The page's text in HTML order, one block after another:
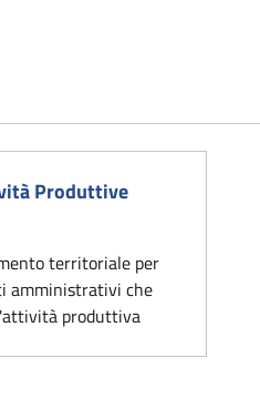
Produttive
territoriale per
amministrativi che
produttiva